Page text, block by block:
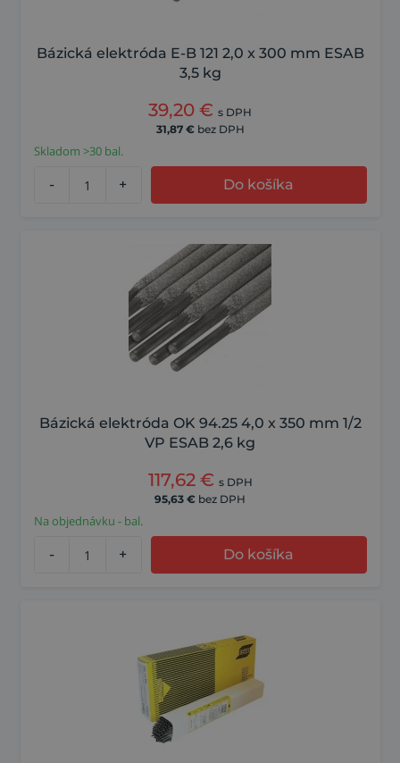
Bázická elektróda E-B 121 2,0 x 300 mm ESAB
3,5 kg
39,20 € s DPH
31,87 € bez DPH
Skladom >30 bal.
- + Do košíka
Bázická elektróda OK 94.25 4,0 x 350 mm 1/2
VP ESAB 2,6 kg
117,62 € s DPH
95,63 € bez DPH
Na objednávku - bal.
- + Do košíka